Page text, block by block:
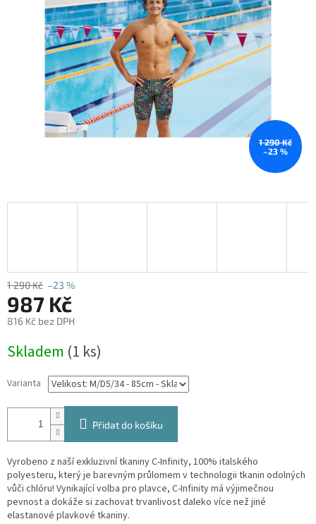
hvězdiček.
1 290 Kč
–23 %
1 290 Kč –23 %
987 Kč
816 Kč bez DPH
cena:
Skladem (1 ks)
Varianta
Přidat do košíku
Vyrobeno z naší exkluzivní tkaniny C-Infinity, 100% italského
polyesteru, který je barevným průlomem v technologii tkanin odolných
vůči chlóru! Vynikající volba pro plavce, C-Infinity má výjimečnou
pevnost a dokáže si zachovat trvanlivost daleko více než jiné
elastanové plavkové tkaniny.